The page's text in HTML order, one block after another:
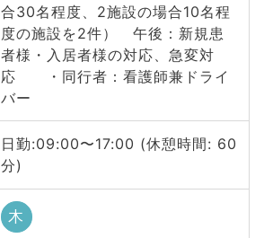
合30名程度、2施設の場合10名程
度の施設を2件） 午後：新規患
者様・入居者様の対応、急変対
応 ・同行者：看護師兼ドライ
バー
日勤:09:00〜17:00 (休憩時間: 60
分)
木